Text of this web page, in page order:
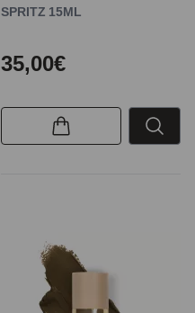
SPRITZ 15ML
35,00€